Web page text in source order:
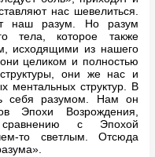
нас шевелиться.
наш разум. Но разум
тела, которое также
исходящими из нашего
целиком и полностью
они же нас и
ментальных структур. В
себя разумом. Нам он
Эпохи Возрождения,
с Эпохой
то светлым. Отсюда